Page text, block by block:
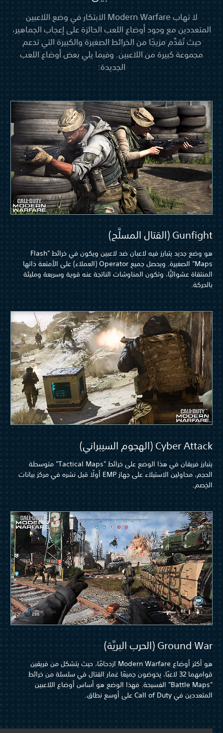
لا تهاب Modern Warfare الابتكار في وضع اللاعبين
المتعددين مع وجود أوضاع اللعب الحائزة على إعجاب الجماهير،
حيث تُقدِّم مزيجًا من الخرائط الصغيرة والكبيرة التي تدعم
مجموعة كبيرة من اللاعبين. وفيما يلي بعض أوضاع اللعب
الجديدة:
Gunfight (القتال المسلَّح)
هو وضع جديد يتبارز فيه لاعبان ضد لاعبين ويكون في خرائط "Flash
Maps" الصغيرة. ويحصل جميع Operator (العملاء) على الأمتعة ذاتها
المنتقاة عشوائيًّا، وتكون المناوشات الناتجة عنه قوية وسريعة ومليئة
بالحركة.
Cyber Attack (الهجوم السيبراني)
يتبارز فريقان في هذا الوضع على خرائط "Tactical Maps" متوسطة
الحجم، محاولين الاستيلاء على جهاز EMP أولًا قبل نشره في مركز بيانات
الخِصم.
Ground War (الحرب البريَّة)
هو أكثر أوضاع Modern Warfare ازدحامًا، حيث يتشكل من فريقين
قوامهما 32 لاعبًا، يخوضون جميعًا غمار القتال في سلسلة من خرائط
"Battle Maps" الفسيحة. فهذا الوضع هو أساس أوضاع اللاعبين
المتعددين في Call of Duty على أوسع نطاق.